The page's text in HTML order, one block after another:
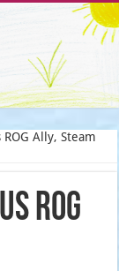
Ally, Steam
ROG